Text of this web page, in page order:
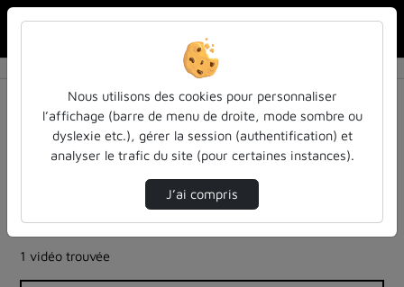
Résultats de la recherche
Filtres actifs (cliquer pour en retirer) :
Français
education
inspe-de-lorraine
ia-lintelligence-artificielle-approches-et-usages-a-
colloques-et-conferences
1 vidéo trouvée
Nous utilisons des cookies pour personnaliser
l’affichage (barre de menu de droite, mode sombre ou
dyslexie etc.), gérer la session (authentification) et
analyser le trafic du site (pour certaines instances).
J’ai compris